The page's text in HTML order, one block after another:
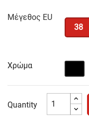
Μέγεθος EU
38
Χρώμα
Quantity